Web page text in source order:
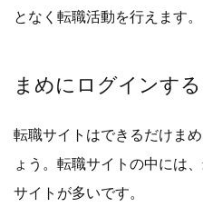
となく転職活動を行えます。
まめにログインする
転職サイトはできるだけま
ょう。転職サイトの中には
サイトが多いです。